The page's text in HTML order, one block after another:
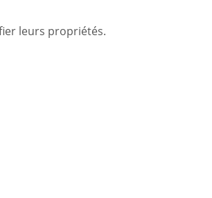
leurs propriétés.